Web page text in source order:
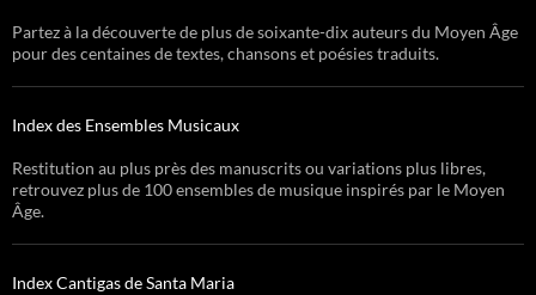
Partez à la découverte de plus de soixante-dix auteurs du Moyen Âge
pour des centaines de textes, chansons et poésies traduits.
Index des Ensembles Musicaux
Restitution au plus près des manuscrits ou variations plus libres,
retrouvez plus de 100 ensembles de musique inspirés par le Moyen
Âge.
Index Cantigas de Santa Maria